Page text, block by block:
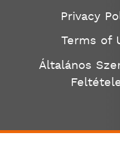
Privacy
Terms of
Általános